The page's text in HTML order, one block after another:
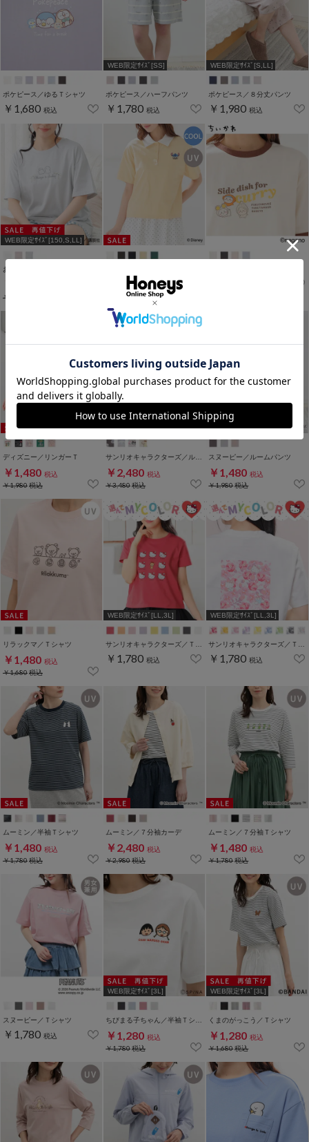
ポケピース／ゆるＴシャツ
￥1,680 税込
WEB限定ｻｲｽﾞ[SS]
ポケピース／ハーフパンツ
￥1,780 税込
WEB限定ｻｲｽﾞ[S,LL]
ポケピース／８分丈パンツ
￥1,980 税込
WEB限定ｻｲｽﾞ[150,S,LL]
￥3,480
￥1,780 税込
￥2,280税込
ディズニー／リンガーＴ
￥1,480 税込
￥1,980税込
￥2,480 税込
￥3,480税込
スヌーピー／ルームパンツ
￥1,480 税込
￥1,980税込
リラックマ／Ｔシャツ
￥1,480 税込
￥1,680税込
WEB限定ｻｲｽﾞ[LL,3L]
サンリオキャラクターズ／Ｔシャツ（いろんなお顔）
￥1,780 税込
WEB限定ｻｲｽﾞ[LL,3L]
サンリオキャラクターズ／Ｔシャツ（お花かくれんぼ）
￥1,780 税込
ムーミン／半袖Ｔシャツ
￥1,480 税込
￥1,780税込
ムーミン／７分袖カーデ
￥2,480 税込
￥2,980税込
ムーミン／７分袖Ｔシャツ
￥1,480 税込
￥1,780税込
スヌーピー／Ｔシャツ
￥1,780 税込
WEB限定ｻｲｽﾞ[3L]
￥1,280 税込
￥1,780税込
WEB限定ｻｲｽﾞ[3L]
くまのがっこう／Ｔシャツ
￥1,280 税込
￥1,680税込